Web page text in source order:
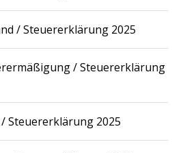
/ Steuererklärung 2025
/ Steuererklärung
Steuererklärung 2025